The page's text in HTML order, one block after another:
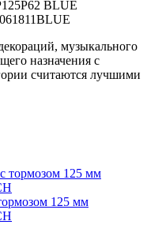
музыкального
назначения с
считаются лучшими
125 мм